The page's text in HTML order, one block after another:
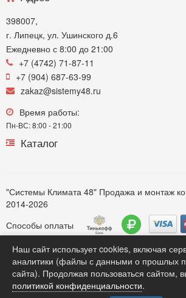
398007,
г. Липецк, ул. Ушинского д.6
Ежедневно с 8:00 до 21:00
+7 (4742) 71-87-11
+7 (904) 687-63-99
zakaz@sistemy48.ru
Время работы:
Пн-ВС: 8:00 - 21:00
Каталог
"Системы Климата 48" Продажа и монтаж
2014-2026
Способы оплаты
Обратите внимание. Вся информация представленная на сайте https://
характеристик моделей, комплектации, монтажных услуг, наличия, стоимости
информационный характер для потенциальных клиентов и ни при каких любых
офертой, определяемой положением Статьи 437(2) Гражданского кодекса РФ .
размещенные на сайте являются собственностью компании. *** Продажа
Наш сайт использует cookies, включая
аналитики (файлы с данными о прошлых
сайта). Продолжая пользоваться сайтом,
политикой конфиденциальности.